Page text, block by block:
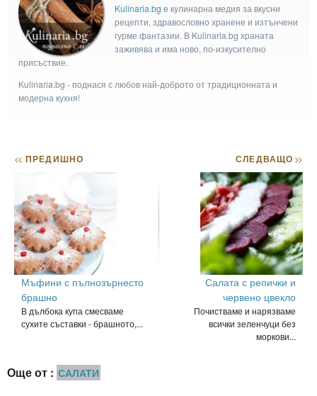
Kulinaria.bg e кулинарна медия за вкусни
рецепти, здравословно хранене и изтънчени
гурме фантазии. В Kulinaria.bg храната
заживява и има ново, по-изкусително
присъствие.
Kulinaria.bg - поднася с любов най-доброто от традиционната и
модерна кухня!
<< ПРЕДИШНО
Мъфини с пълнозърнесто
брашно
В дълбока купа смесваме
сухите съставки - брашното,...
СЛЕДВАЩО>>
Салата с репички и
червено цвекло
Почистваме и нарязваме
всички зеленчуци без
моркови...
Още от : САЛАТИ